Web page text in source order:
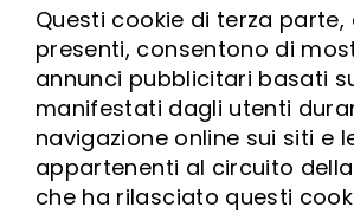
Questi cookie di terza parte,
presenti, consentono di
annunci pubblicitari basati
manifestati dagli utenti
navigazione online sui siti e
appartenenti al circuito
che ha rilasciato questi